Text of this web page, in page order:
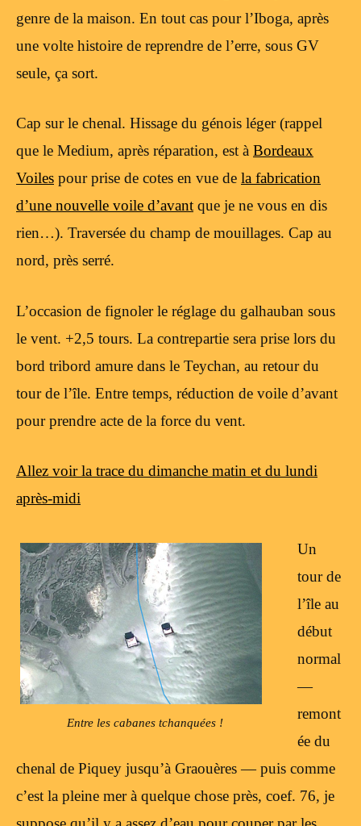
genre de la maison. En tout cas pour l’Iboga, après
une volte histoire de reprendre de l’erre, sous GV
seule, ça sort.
Cap sur le chenal. Hissage du génois léger (rappel
que le Medium, après réparation, est à Bordeaux
Voiles pour prise de cotes en vue de la fabrication
d’une nouvelle voile d’avant que je ne vous en dis
rien…). Traversée du champ de mouillages. Cap au
nord, près serré.
L’occasion de fignoler le réglage du galhauban sous
le vent. +2,5 tours. La contrepartie sera prise lors du
bord tribord amure dans le Teychan, au retour du
tour de l’île. Entre temps, réduction de voile d’avant
pour prendre acte de la force du vent.
Allez voir la trace du dimanche matin et du lundi
après-midi
Entre les cabanes tchanquées !
Un
tour de
l’île au
début
normal
—
remont
ée du
chenal de Piquey jusqu’à Graouères — puis comme
c’est la pleine mer à quelque chose près, coef. 76, je